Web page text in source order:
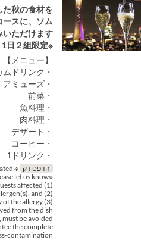
た秋の⾷材を
スに、ソム
ただけます。
※1日２組限定
【メニュー】
・ウェルカムドリンク
・アミューズ
・前菜
・魚料理
・肉料理
・デザート
・コーヒー
・1ドリンク
הדפס דק ※ Please note that seat requests cannot be accommodated.
※If you have any food allergies, please let us know:
(1) the number of guests affected,
(2) the specific allergen(s), and
(3) the severity of the allergy:
from the dish.
be avoided.
the complete
contamination.